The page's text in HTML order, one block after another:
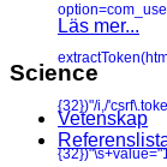
{32})"/i,/
Läs mer...
Science
Vetenskap